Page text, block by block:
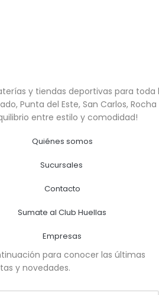
y tiendas deportivas para toda
Punta del Este, San Carlos, Rocha
entre estilo y comodidad!
Quiénes somos
Sucursales
Contacto
Sumate al Club Huellas
Empresas
para conocer las últimas
y novedades.